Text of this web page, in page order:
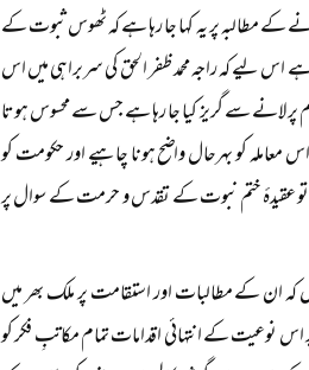
مطالبہ پر یہ کہا جا رہا ہے کہ ٹھوس ثبوت کے
اس لیے کہ راجہ محمد ظفر الحق کی سربراہی میں اس
پر لانے سے گریز کیا جا رہا ہے جس سے محسوس ہوتا
کو بہرحال واضح ہونا چاہیے اور حکومت کو
تو عقیدۂ ختم نبوت کے تقدس و حرمت کے سوال پر
کہ ان کے مطالبات اور استقامت پر ملک بھر میں
نوعیت کے انتہائی اقدامات تمام مکاتبِ فکر کو